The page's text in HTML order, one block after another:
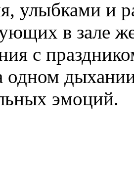
улыбками и
в зале
с
эмоций.